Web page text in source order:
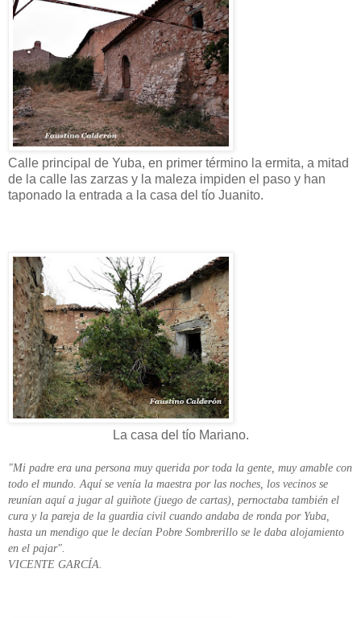
Calle principal de Yuba, en primer término la ermita, a mitad
de la calle las zarzas y la maleza impiden el paso y han
taponado la entrada a la casa del tío Juanito.
La casa del tío Mariano.
"Mi padre era una persona muy querida por toda la gente, muy amable con
todo el mundo. Aquí se venía la maestra por las noches, los vecinos se
reunían aquí a jugar al guiñote (juego de cartas), pernoctaba también el
cura y la pareja de la guardia civil cuando andaba de ronda por Yuba,
hasta un mendigo que le decían Pobre Sombrerillo se le daba alojamiento
en el pajar".
VICENTE GARCÍA.